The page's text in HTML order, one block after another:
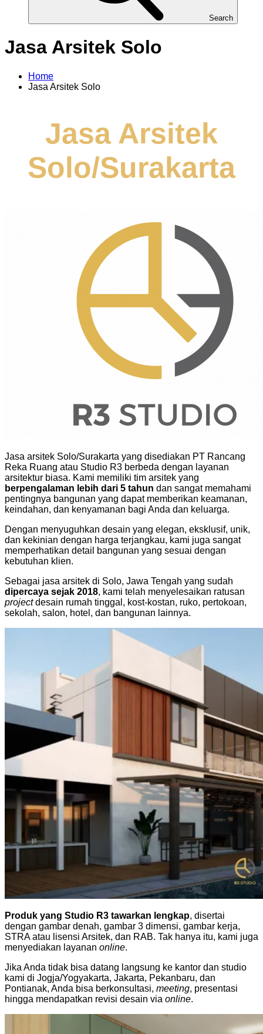
Search
Jasa Arsitek Solo
Home
Jasa Arsitek Solo
Jasa Arsitek
Solo/Surakarta
Jasa arsitek Solo/Surakarta yang disediakan PT Rancang
Reka Ruang atau Studio R3 berbeda dengan layanan
arsitektur biasa. Kami memiliki tim arsitek yang
berpengalaman lebih dari 5 tahun dan sangat memahami
pentingnya bangunan yang dapat memberikan keamanan,
keindahan, dan kenyamanan bagi Anda dan keluarga.
Dengan menyuguhkan desain yang elegan, eksklusif, unik,
dan kekinian dengan harga terjangkau, kami juga sangat
memperhatikan detail bangunan yang sesuai dengan
kebutuhan klien.
Sebagai jasa arsitek di Solo, Jawa Tengah yang sudah
dipercaya sejak 2018, kami telah menyelesaikan ratusan
projectdesain rumah tinggal, kost-kostan, ruko, pertokoan,
sekolah, salon, hotel, dan bangunan lainnya.
Produk yang Studio R3 tawarkan lengkap, disertai
dengan gambar denah, gambar 3 dimensi, gambar kerja,
STRA atau lisensi Arsitek, dan RAB. Tak hanya itu, kami juga
menyediakan layanan online.
Jika Anda tidak bisa datang langsung ke kantor dan studio
kami di Jogja/Yogyakarta, Jakarta, Pekanbaru, dan
Pontianak, Anda bisa berkonsultasi, meeting, presentasi
hingga mendapatkan revisi desain via online.